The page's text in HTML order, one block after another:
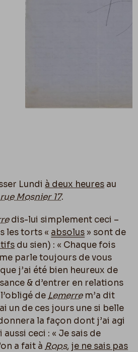
Lundi à deux heures au
rue Mosnier 17.
dis-lui simplement ceci –
les torts « absolus » sont de
du sien) : « Chaque fois
parle toujours de vous
j’ai été bien heureux de
& d’entrer en relations
de Lemerrem’a dit
un de ces jours une si belle
la façon dont j’ai agi
aussi ceci : « Je sais de
a fait à Rops, je ne sais pas